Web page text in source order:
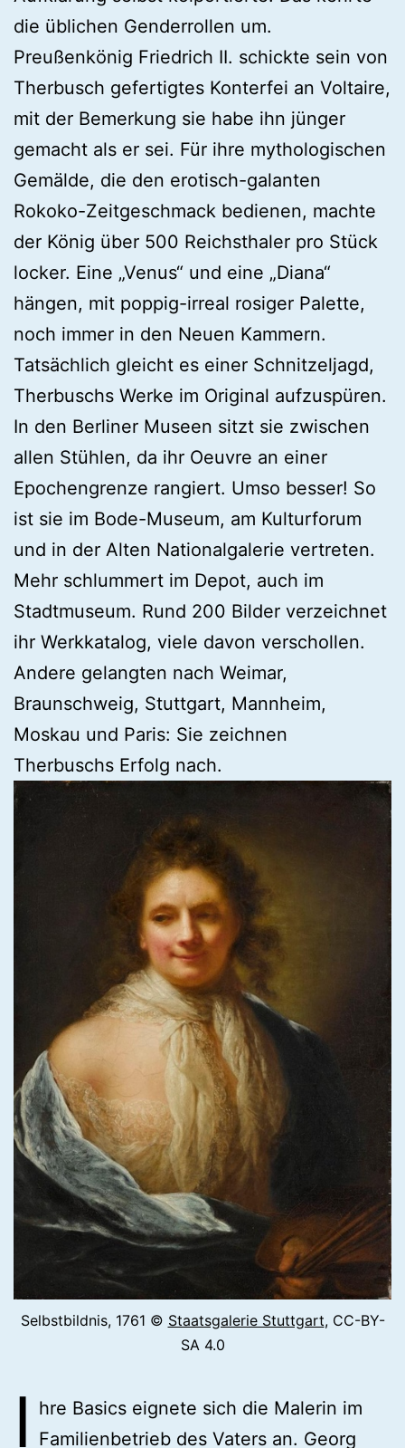
die üblichen Genderrollen um.
Preußenkönig Friedrich II. schickte sein von
Therbusch gefertigtes Konterfei an Voltaire,
mit der Bemerkung sie habe ihn jünger
gemacht als er sei. Für ihre mythologischen
Gemälde, die den erotisch-galanten
Rokoko-Zeitgeschmack bedienen, machte
der König über 500 Reichsthaler pro Stück
locker. Eine „Venus“ und eine „Diana“
hängen, mit poppig-irreal rosiger Palette,
noch immer in den Neuen Kammern.
Tatsächlich gleicht es einer Schnitzeljagd,
Therbuschs Werke im Original aufzuspüren.
In den Berliner Museen sitzt sie zwischen
allen Stühlen, da ihr Oeuvre an einer
Epochengrenze rangiert. Umso besser! So
ist sie im Bode-Museum, am Kulturforum
und in der Alten Nationalgalerie vertreten.
Mehr schlummert im Depot, auch im
Stadtmuseum. Rund 200 Bilder verzeichnet
ihr Werkkatalog, viele davon verschollen.
Andere gelangten nach Weimar,
Braunschweig, Stuttgart, Mannheim,
Moskau und Paris: Sie zeichnen
Therbuschs Erfolg nach.
Selbstbildnis, 1761 © Staatsgalerie Stuttgart, CC-BY-
SA 4.0
I
hre Basics eignete sich die Malerin im
Familienbetrieb des Vaters an. Georg